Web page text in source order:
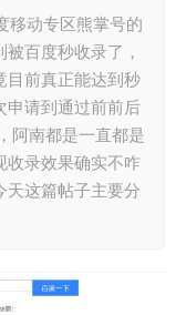
移动专区熊掌号的
百度秒收录了，
目前真正能达到秒
申请到通过前前后
阿南都是一直都是
收录效果确实不咋
天这篇帖子主要分